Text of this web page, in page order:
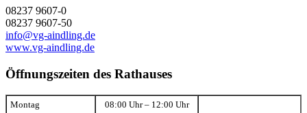
08237 9607-0
08237 9607-50
info@vg-aindling.de
www.vg-aindling.de
Öffnungszeiten des Rathauses
Montag 08:00 Uhr – 12:00 Uhr